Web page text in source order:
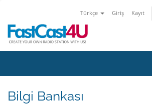
Türkçe Giriş Kayıt
Bilgi Bankası